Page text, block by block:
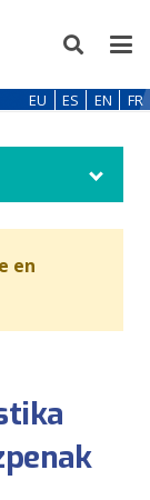
EU ES EN FR
en